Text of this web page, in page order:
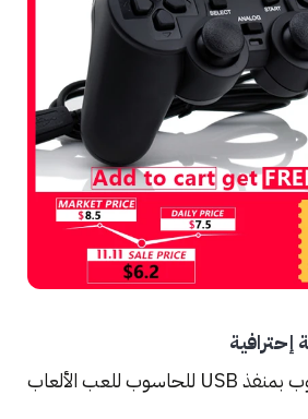
عصا تحكم للحاسوب بمنفذ USB للحاسوب للعب الألعاب